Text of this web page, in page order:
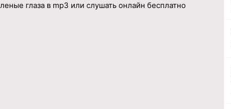
глаза в mp3 или слушать онлайн бесплатно